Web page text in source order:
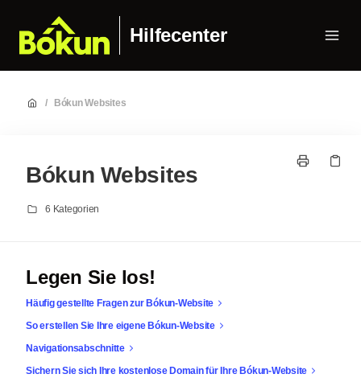
Hilfecenter
/ Bókun Websites
Bókun Websites
6 Kategorien
Legen Sie los!
Häufig gestellte Fragen zur Bókun-Website
So erstellen Sie Ihre eigene Bókun-Website
Navigationsabschnitte
Sichern Sie sich Ihre kostenlose Domain für Ihre Bókun-Website